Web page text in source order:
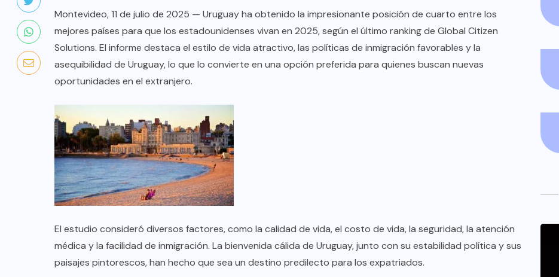
Montevideo, 11 de julio de 2025 — Uruguay ha obtenido la impresionante posición de cuarto entre los
mejores países para que los estadounidenses vivan en 2025, según el último ranking de Global Citizen
Solutions. El informe destaca el estilo de vida atractivo, las políticas de inmigración favorables y la
asequibilidad de Uruguay, lo que lo convierte en una opción preferida para quienes buscan nuevas
oportunidades en el extranjero.
El estudio consideró diversos factores, como la calidad de vida, el costo de vida, la seguridad, la atención
médica y la facilidad de inmigración. La bienvenida cálida de Uruguay, junto con su estabilidad política y sus
paisajes pintorescos, han hecho que sea un destino predilecto para los expatriados.
MÉXICO